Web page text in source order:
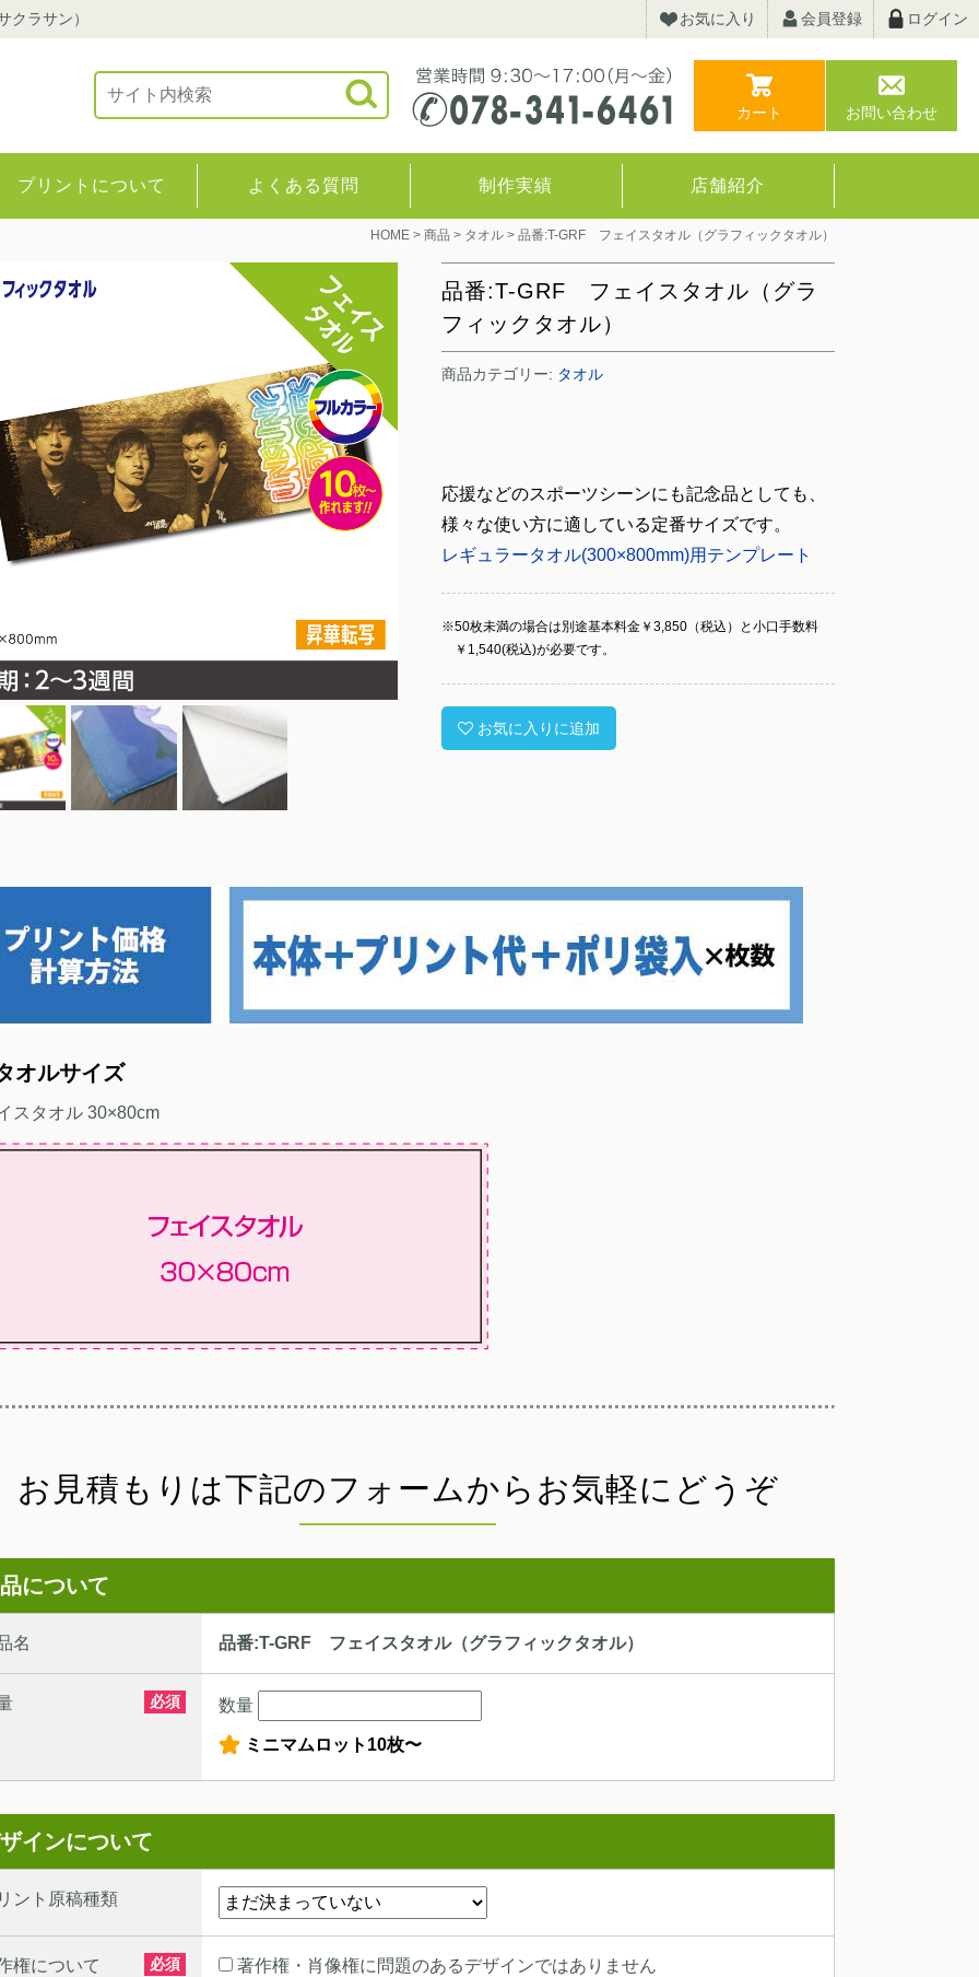
クラサン） お気に入り 会員登録 ログイン
カート お問い合わせ
プリントについて よくある質問 制作実績 店舗紹介
HOME > 商品 > タオル > 品番:T-GRF フェイスタオル（グラフィックタオル）
品番:T-GRF フェイスタオル（グラ
フィックタオル）
商品カテゴリー: タオル
応援などのスポーツシーンにも記念品としても、
様々な使い方に適している定番サイズです。
レギュラータオル(300×800mm)用テンプレート
※50枚未満の場合は別途基本料金￥3,850（税込）と小口手数料
￥1,540(税込)が必要です。
お気に入りに追加
オルサイズ
スタオル 30×80cm
お見積もりは下記のフォームから お気軽にどうぞ
について
名 品番:T-GRF フェイスタオル（グラフィックタオル）
必須 数量
ミニマムロット10枚〜
インについて
ント原稿種類
権について 必須 著作権・肖像権に問題のあるデザインではありません